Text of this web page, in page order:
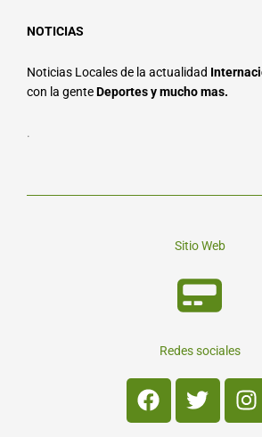
NOTICIAS
Noticias Locales de la actualidad
con la genteDeportes y mucho mas.
.
Sitio Web
Redes sociales
Facebook